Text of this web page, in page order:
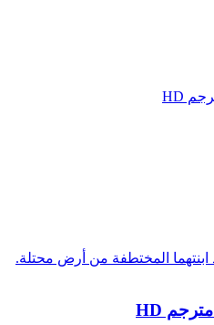
ابنتهما المختطفة من أرض محتلة.